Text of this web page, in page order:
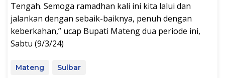
Tengah. Semoga ramadhan kali ini kita lalui dan
jalankan dengan sebaik-baiknya, penuh dengan
keberkahan,” ucap Bupati Mateng dua periode ini,
Sabtu (9/3/24)
Mateng Sulbar